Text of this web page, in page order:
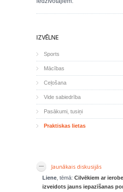
IZVĒLNE
Sports
Mācības
Ceļošana
Vide sabiedrība
Pasākumi, tusiņi
Praktiskas lietas
Jaunākais diskusijās
Liene , tēmā: Cilvēkiem ar
izveidots jauns iepazīšanas